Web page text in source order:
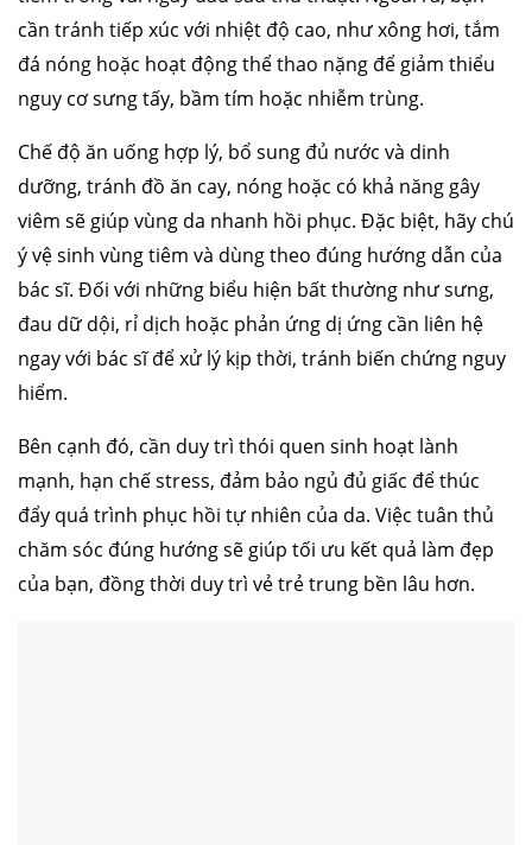
cần tránh tiếp xúc với nhiệt độ cao, như xông hơi, tắm
đá nóng hoặc hoạt động thể thao nặng để giảm thiểu
nguy cơ sưng tấy, bầm tím hoặc nhiễm trùng.
Chế độ ăn uống hợp lý, bổ sung đủ nước và dinh
dưỡng, tránh đồ ăn cay, nóng hoặc có khả năng gây
viêm sẽ giúp vùng da nhanh hồi phục. Đặc biệt, hãy chú
ý vệ sinh vùng tiêm và dùng theo đúng hướng dẫn của
bác sĩ. Đối với những biểu hiện bất thường như sưng,
đau dữ dội, rỉ dịch hoặc phản ứng dị ứng cần liên hệ
ngay với bác sĩ để xử lý kịp thời, tránh biến chứng nguy
hiểm.
Bên cạnh đó, cần duy trì thói quen sinh hoạt lành
mạnh, hạn chế stress, đảm bảo ngủ đủ giấc để thúc
đẩy quá trình phục hồi tự nhiên của da. Việc tuân thủ
chăm sóc đúng hướng sẽ giúp tối ưu kết quả làm đẹp
của bạn, đồng thời duy trì vẻ trẻ trung bền lâu hơn.